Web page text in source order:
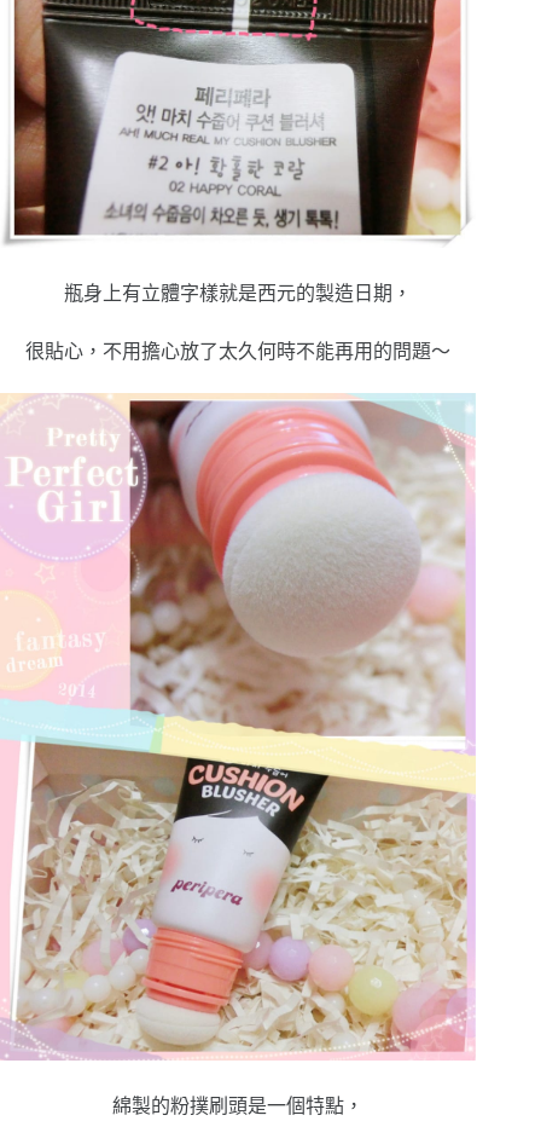
瓶身上有立體字樣就是西元的製造日期，
很貼心，不用擔心放了太久何時不能再用的問題～
綿製的粉撲刷頭是一個特點，